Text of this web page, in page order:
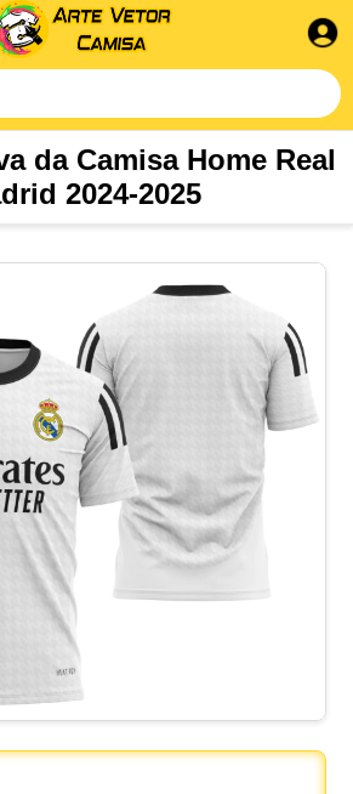
da Camisa Home Real
2024-2025